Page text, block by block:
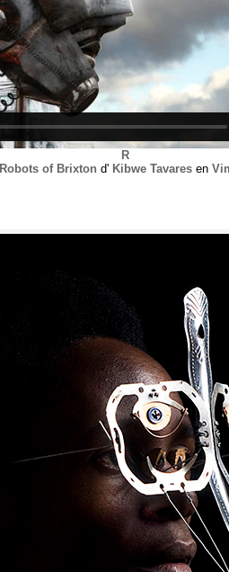
R
Robots of Brixton d' Kibwe Tavares en